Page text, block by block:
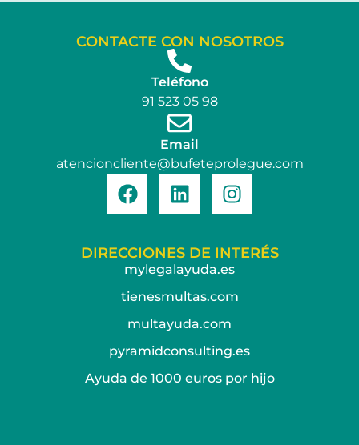
CONTACTE CON NOSOTROS
Teléfono
91 523 05 98
Email
atencioncliente@bufeteprolegue.com
DIRECCIONES DE INTERÉS
mylegalayuda.es
tienesmultas.com
multayuda.com
pyramidconsulting.es
Ayuda de 1000 euros por hijo